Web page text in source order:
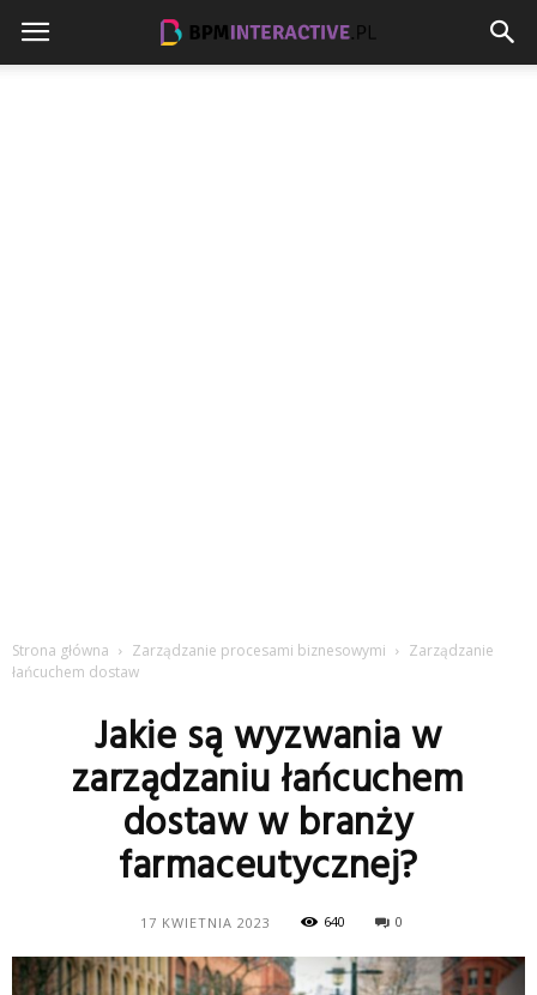
Strona główna Zarządzanie procesami biznesowymi
Zarządzanie
łańcuchem dostaw
Jakie są wyzwania w
zarządzaniu łańcuchem
dostaw w branży
farmaceutycznej?
17 KWIETNIA 2023 640 0